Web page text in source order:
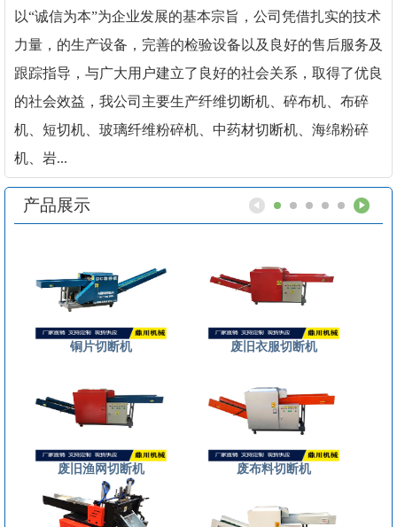
以“诚信为本”为企业发展的基本宗旨，公司凭借扎实的技术
力量，的生产设备，完善的检验设备以及良好的售后服务及
跟踪指导，与广大用户建立了良好的社会关系，取得了优良
的社会效益，我公司主要生产纤维切断机、碎布机、布碎
机、短切机、玻璃纤维粉碎机、中药材切断机、海绵粉碎
机、岩...
产品展示
铜片切断机 废旧衣服切断机
废旧渔网切断机 废布料切断机